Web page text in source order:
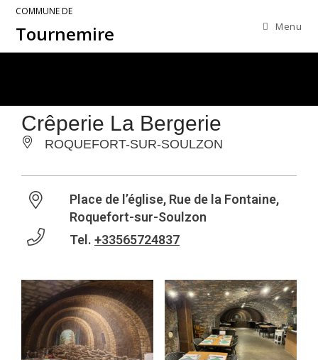
COMMUNE DE
Tournemire Menu
Crêperie La Bergerie
ROQUEFORT-SUR-SOULZON
Place de l’église, Rue de la Fontaine,
Roquefort-sur-Soulzon
Tel. +33565724837